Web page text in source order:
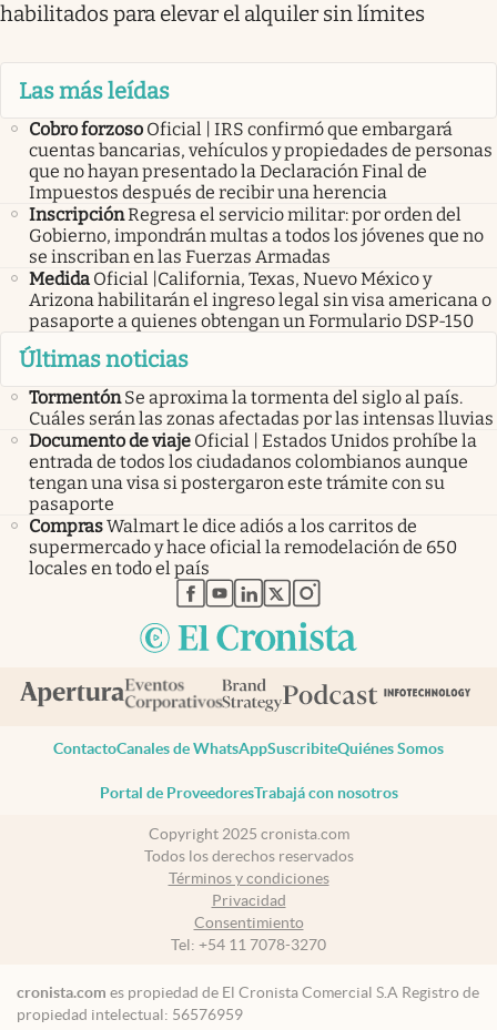
habilitados para elevar el alquiler sin límites
Las más leídas
Cobro forzoso Oficial | IRS confirmó que embargará
cuentas bancarias, vehículos y propiedades de personas
que no hayan presentado la Declaración Final de
Impuestos después de recibir una herencia
InscripciónRegresa el servicio militar: por orden del
Gobierno, impondrán multas a todos los jóvenes que no
se inscriban en las Fuerzas Armadas
Medida Oficial |California, Texas, Nuevo México y
Arizona habilitarán el ingreso legal sin visa americana o
pasaporte a quienes obtengan un Formulario DSP-150
Últimas noticias
Tormentón Se aproxima la tormenta del siglo al país.
Cuáles serán las zonas afectadas por las intensas lluvias
Documento de viaje Oficial | Estados Unidos prohíbe la
entrada de todos los ciudadanos colombianos aunque
tengan una visa si postergaron este trámite con su
pasaporte
ComprasWalmart le dice adiós a los carritos de
supermercado y hace oficial la remodelación de 650
locales en todo el país
abre en nueva pestaña
abre en nueva pestaña
abre en nueva pestaña
abre en nueva pestaña
abre en nueva pestaña
ContactoCanales de WhatsAppSuscribiteQuiénes Somos
Portal de ProveedoresTrabajá con nosotros
Copyright 2025 cronista.com
Todos los derechos reservados
Términos y condiciones
Privacidad
Consentimiento
Tel: +54 11 7078-3270
cronista.com es propiedad de El Cronista Comercial S.A Registro de
propiedad intelectual: 56576959